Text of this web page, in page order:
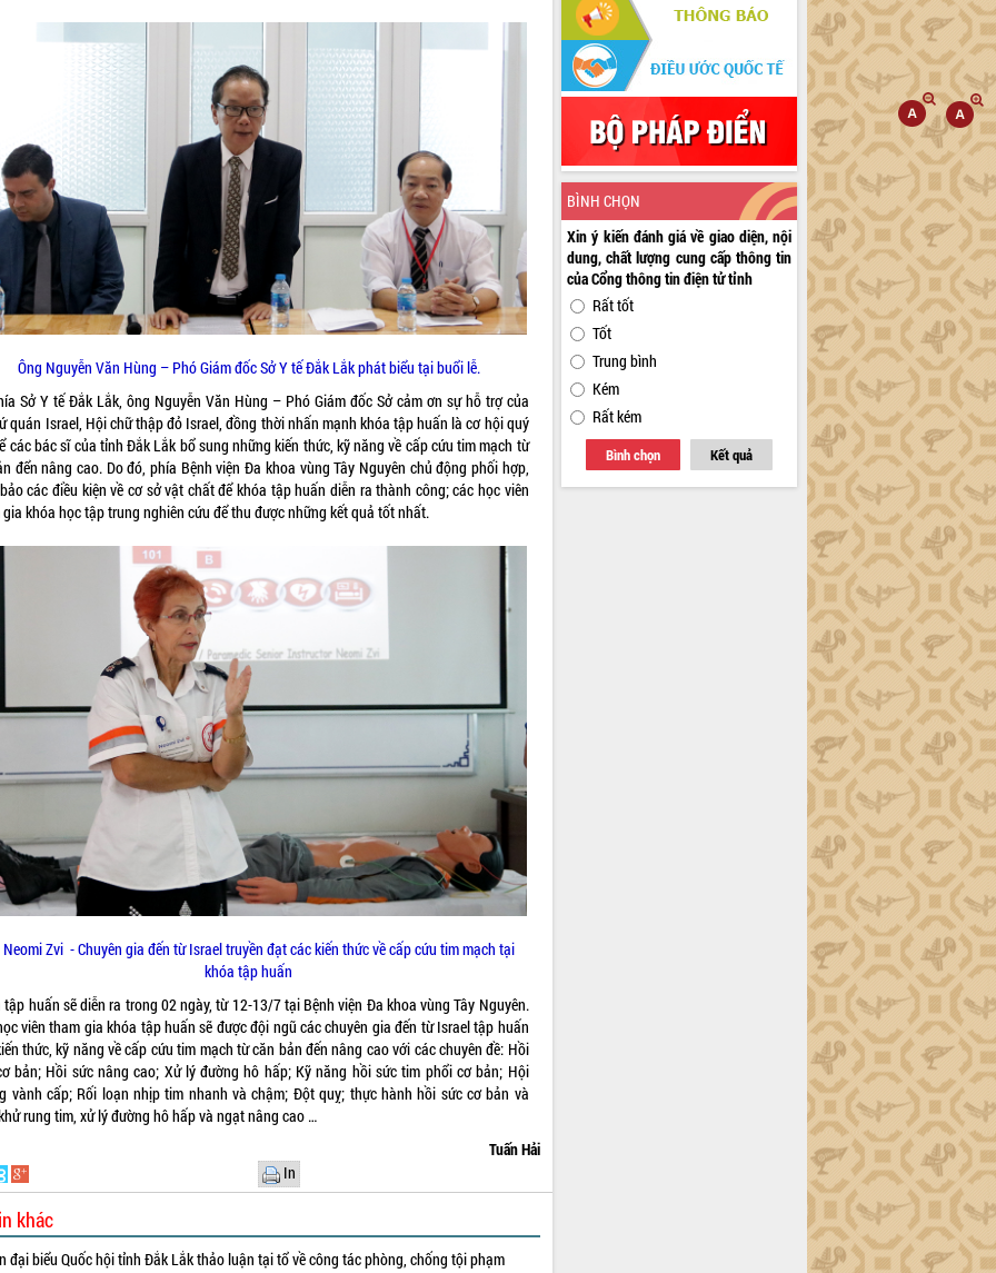
Ông Nguyễn Văn Hùng – Phó Giám đốc Sở Y tế Đắk Lắk phát biểu tại buổi lễ.
Sở Y tế Đắk Lắk, ông Nguyễn Văn Hùng – Phó Giám đốc Sở cảm ơn sự hỗ trợ của
quán Israel, Hội chữ thập đỏ Israel, đồng thời nhấn mạnh khóa tập huấn là cơ hội quý
các bác sĩ của tỉnh Đắk Lắk bổ sung những kiến thức, kỹ năng về cấp cứu tim mạch từ
đển nâng cao. Do đó, phía Bệnh viện Đa khoa vùng Tây Nguyên chủ động phối hợp,
các điều kiện về cơ sở vật chất để khóa tập huấn diễn ra thành công; các học viên
khóa học tập trung nghiên cứu để thu được những kết quả tốt nhất.
Neomi Zvi - Chuyên gia đến từ Israel truyền đạt các kiến thức về cấp cứu tim mạch tại
khóa tập huấn
tập huấn sẽ diễn ra trong 02 ngày, từ 12-13/7 tại Bệnh viện Đa khoa vùng Tây Nguyên.
viên tham gia khóa tập huấn sẽ được đội ngũ các chuyên gia đến từ Israel tập huấn
thức, kỹ năng về cấp cứu tim mạch từ căn bản đến nâng cao với các chuyên đề: Hồi
bản; Hồi sức nâng cao; Xử lý đường hô hấp; Kỹ năng hồi sức tim phổi cơ bản; Hội
vành cấp; Rối loạn nhịp tim nhanh và chậm; Đột quỵ; thực hành hồi sức cơ bản và
rung tim, xử lý đường hô hấp và ngạt nâng cao …
Tuấn Hải
In
khác
đại biểu Quốc hội tỉnh Đắk Lắk thảo luận tại tổ về công tác phòng, chống tội phạm
BÌNH CHỌN
Xin ý kiến đánh giá về giao diện, nội
dung, chất lượng cung cấp thông tin
của Cổng thông tin điện tử tỉnh
Rất tốt
Tốt
Trung bình
Kém
Rất kém
Bình chọn Kết quả